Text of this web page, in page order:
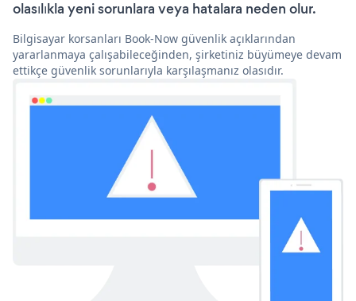
olasılıkla yeni sorunlara veya hatalara neden olur.
Bilgisayar korsanları Book-Now güvenlik açıklarından
yararlanmaya çalışabileceğinden, şirketiniz büyümeye devam
ettikçe güvenlik sorunlarıyla karşılaşmanız olasıdır.